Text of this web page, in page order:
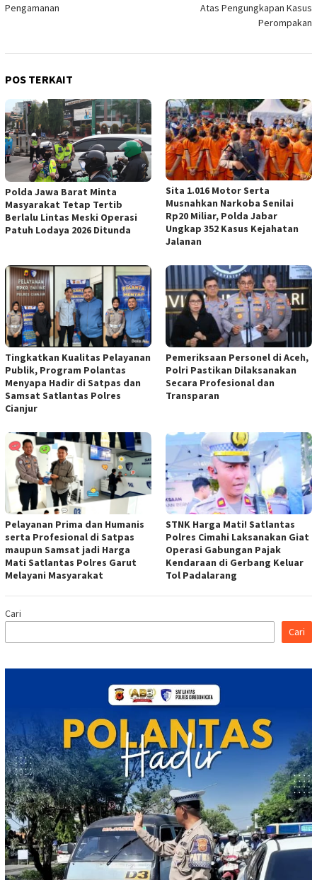
Pengamanan
Atas Pengungkapan Kasus
Perompakan
POS TERKAIT
Polda Jawa Barat Minta
Masyarakat Tetap Tertib
Berlalu Lintas Meski Operasi
Patuh Lodaya 2026 Ditunda
Sita 1.016 Motor Serta
Musnahkan Narkoba Senilai
Rp20 Miliar, Polda Jabar
Ungkap 352 Kasus Kejahatan
Jalanan
Tingkatkan Kualitas Pelayanan
Publik, Program Polantas
Menyapa Hadir di Satpas dan
Samsat Satlantas Polres
Cianjur
Pemeriksaan Personel di Aceh,
Polri Pastikan Dilaksanakan
Secara Profesional dan
Transparan
Pelayanan Prima dan Humanis
serta Profesional di Satpas
maupun Samsat jadi Harga
Mati Satlantas Polres Garut
Melayani Masyarakat
STNK Harga Mati! Satlantas
Polres Cimahi Laksanakan Giat
Operasi Gabungan Pajak
Kendaraan di Gerbang Keluar
Tol Padalarang
Cari
Cari